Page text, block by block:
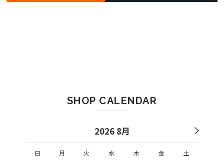
SHOP CALENDAR
2026 8月
日 月 火 水 木 金 土